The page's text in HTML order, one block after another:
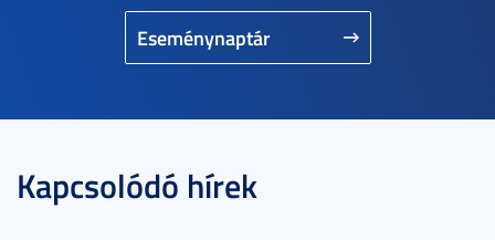
Eseménynaptár
Kapcsolódó hírek